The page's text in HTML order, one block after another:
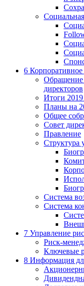
6
Обращение
директоров
Итоги 2019
Планы на
Общее
Совет
Правление
Структура
Система
Система
7 Управление
Риск-
Ключевые
8 Информация